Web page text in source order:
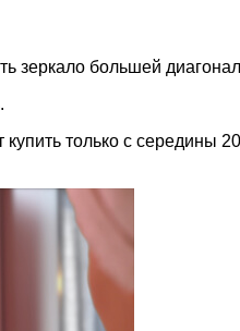
зеркало большей
только с середины